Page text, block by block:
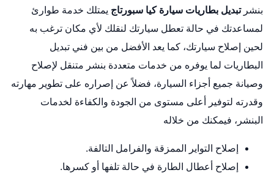
بنشرتبديل بطاريات سيارة كيا سبورتاج يمتلك خدمة طوارئ
لمساعدتك في حالة تعطل سيارتك لنقلك لأي مكان ترغب به
لحين إصلاح سيارتك، كما يعد الأفضل من بين فني تبديل
البطاريات لما يوفره من خدمات متعددة بنشر متنقل لإصلاح
وصيانة جميع أجزاء السيارة، فضلاً عن إصراره على تطوير مهارته
وقدرته لتوفير أعلى مستوى من الجودة والكفاءة لخدمات
البنشر، فيمكنك من خلاله
إصلاح التواير الممزقة والفرامل التالفة.
إصلاح أعطال الطارة في حالة تلفها أو كسرها.